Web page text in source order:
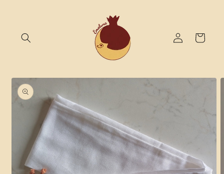
Accedi Carrello
Passa alle
informazioni
sul prodotto